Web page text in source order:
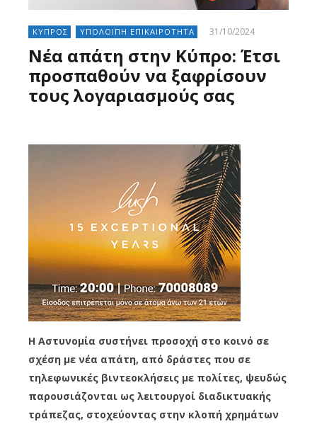
ΚΥΠΡΟΣ ΥΠΟΛΟΙΠΗ ΕΠΙΚΑΙΡΟΤΗΤΑ 31/10/2024
Νέα απάτη στην Κύπρο: Έτσι
προσπαθούν να ξαφρίσουν
τους λογαριασμούς σας
Η Αστυνομία συστήνει προσοχή στο κοινό σε
σχέση με νέα απάτη, από δράστες που σε
τηλεφωνικές βιντεοκλήσεις με πολίτες, ψευδώς
παρουσιάζονται ως λειτουργοί διαδικτυακής
τράπεζας, στοχεύοντας στην κλοπή χρημάτων